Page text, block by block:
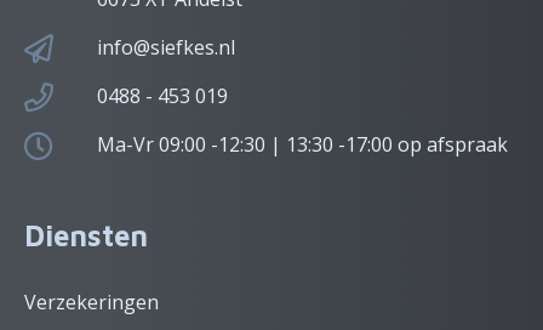
info@siefkes.nl
0488 - 453 019
Ma-Vr 09:00 -12:30 | 13:30 -17:00 op afspraak
Diensten
Verzekeringen